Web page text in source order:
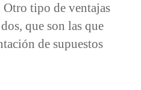
Otro tipo de ventajas
que son las que
de supuestos